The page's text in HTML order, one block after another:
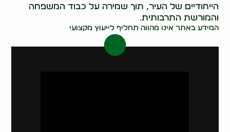
הייחודיים של העיר, תוך שמירה על כבוד המשפחה
והמורשת התרבותית.
המידע באתר אינו מהווה תחליף לייעוץ מקצועי